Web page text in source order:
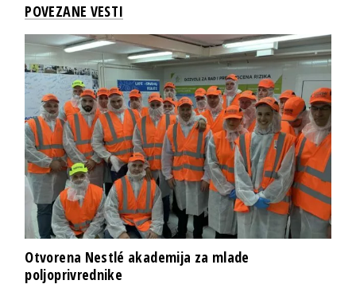
POVEZANE VESTI
Otvorena Nestlé akademija za mlade
poljoprivrednike